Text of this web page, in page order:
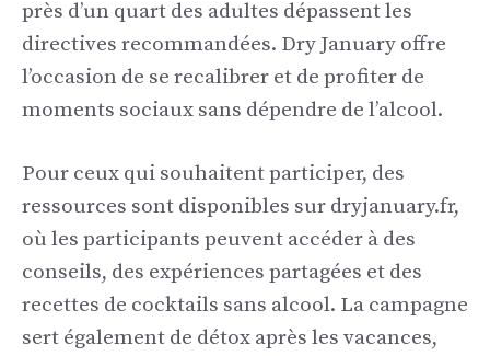
près d’un quart des adultes dépassent les
directives recommandées. Dry January offre
l’occasion de se recalibrer et de profiter de
moments sociaux sans dépendre de l’alcool.
Pour ceux qui souhaitent participer, des
ressources sont disponibles sur dryjanuary.fr,
où les participants peuvent accéder à des
conseils, des expériences partagées et des
recettes de cocktails sans alcool. La campagne
sert également de détox après les vacances,